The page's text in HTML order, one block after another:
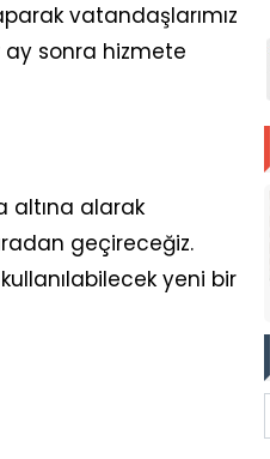
vatandaşlarımız
ay sonra hizmete
altına alarak
geçireceğiz.
yeni bir